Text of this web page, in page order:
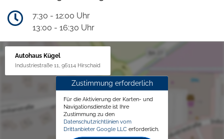
7:30 - 12:00 Uhr
13:00 - 16:30 Uhr
Autohaus Kügel
Industriestraße 11, 96114 Hirschaid
Zustimmung erforderlich
Für die Aktivierung der Karten- und
Navigationsdienste ist Ihre
Zustimmung zu den
Datenschutzrichtlinien vom
Drittanbieter Google LLC erforderlich.